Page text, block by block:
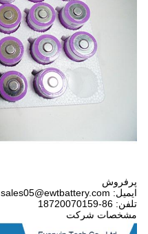
پرفروش
ایمیل: sales05@ewtbattery.com
تلفن: 86-18720070159
مشخصات شرکت